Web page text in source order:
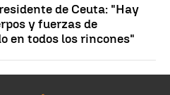
de Ceuta: "Hay
y fuerzas de
en todos los rincones"